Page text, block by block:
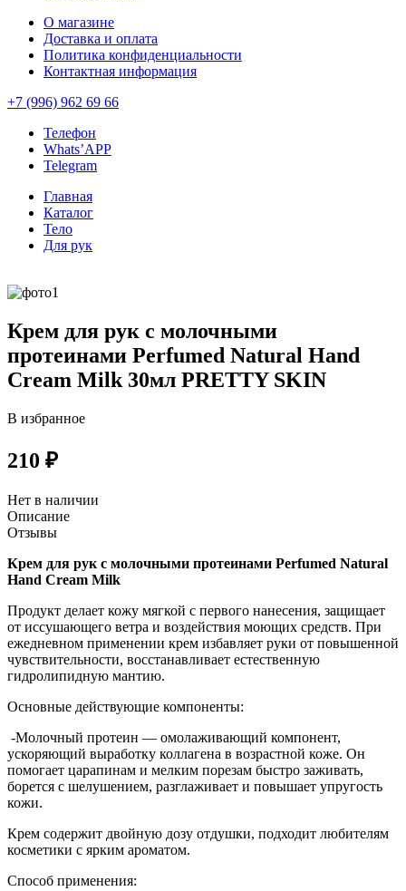
О магазине
Доставка и оплата
Политика конфиденциальности
Контактная информация
+7 (996) 962 69 66
Телефон
Whats’APP
Telegram
Главная
Каталог
Тело
Для рук
Крем для рук с молочными
протеинами Perfumed Natural Hand
Cream Milk 30мл PRETTY SKIN
В избранное
210 ₽
Нет в наличии
Описание
Отзывы
Крем для рук с молочными протеинами Perfumed Natural
Hand Cream Milk
Продукт делает кожу мягкой с первого нанесения, защищает
от иссушающего ветра и воздействия моющих средств. При
ежедневном применении крем избавляет руки от повышенной
чувствительности, восстанавливает естественную
гидролипидную мантию.
Основные действующие компоненты:
-Молочный протеин — омолаживающий компонент,
ускоряющий выработку коллагена в возрастной коже. Он
помогает царапинам и мелким порезам быстро заживать,
борется с шелушением, разглаживает и повышает упругость
кожи.
Крем содержит двойную дозу отдушки, подходит любителям
косметики с ярким ароматом.
Способ применения: